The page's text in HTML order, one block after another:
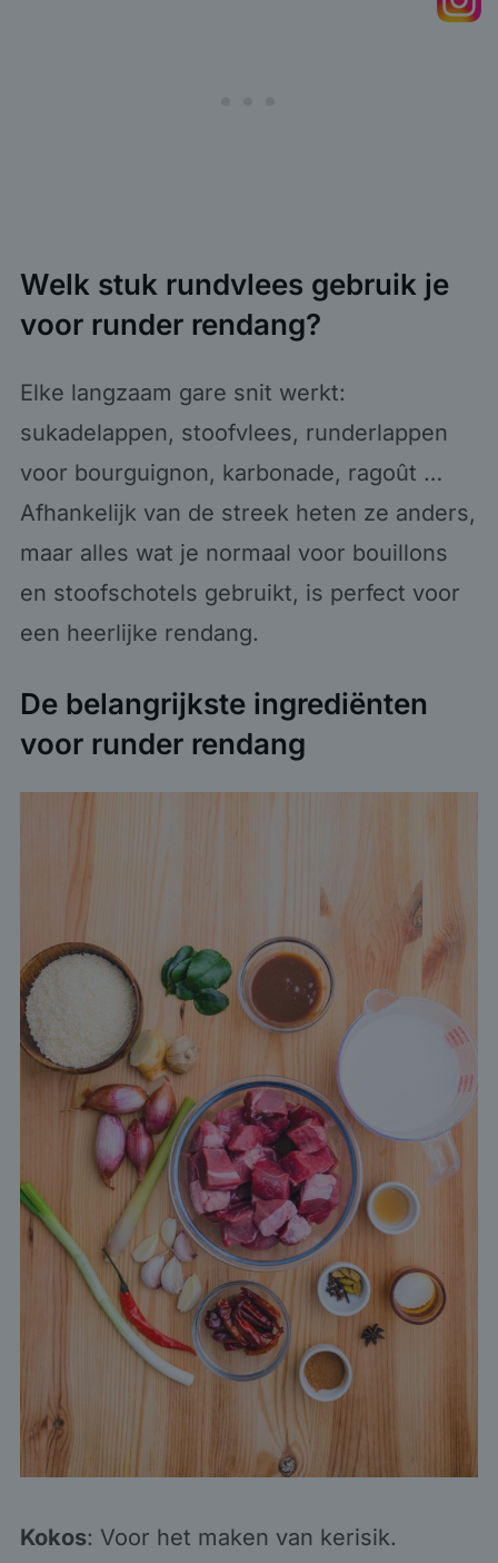
Welk stuk rundvlees gebruik je
voor runder rendang?
Elke langzaam gare snit werkt:
sukadelappen, stoofvlees, runderlappen
voor bourguignon, karbonade, ragoût …
Afhankelijk van de streek heten ze anders,
maar alles wat je normaal voor bouillons
en stoofschotels gebruikt, is perfect voor
een heerlijke rendang.
De belangrijkste ingrediënten
voor runder rendang
Kokos: Voor het maken van kerisik.